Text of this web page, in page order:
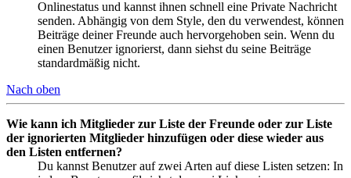
Onlinestatus und kannst ihnen schnell eine Private Nachricht
senden. Abhängig von dem Style, den du verwendest, können
Beiträge deiner Freunde auch hervorgehoben sein. Wenn du
einen Benutzer ignorierst, dann siehst du seine Beiträge
standardmäßig nicht.
Nach oben
Wie kann ich Mitglieder zur Liste der Freunde oder zur Liste
der ignorierten Mitglieder hinzufügen oder diese wieder aus
den Listen entfernen?
Du kannst Benutzer auf zwei Arten auf diese Listen setzen: In